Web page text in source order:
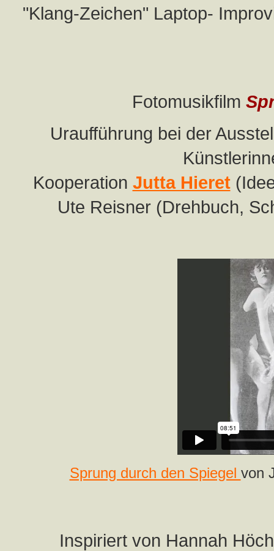
"Klang-Zeichen" Laptop-
Fotomusikfilm
Uraufführung bei der
Kooperation Jutta Hieret
Ute Reisner (Drehbuch,
Sprung durch den Spiegel von
Inspiriert von Hannah